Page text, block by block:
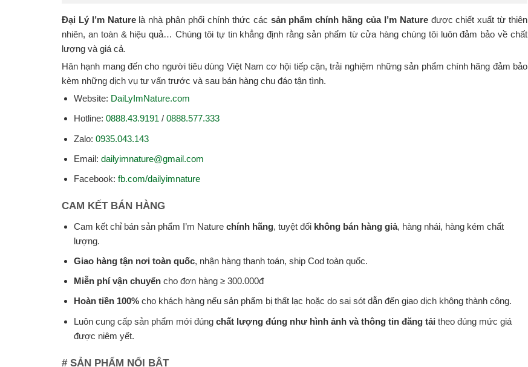
Đại Lý I’m Naturelà nhà phân phối chính thức các sản phẩm chính hãng của I’m Nature được chiết xuất từ thiên
nhiên, an toàn & hiệu quả… Chúng tôi tự tin khẳng định rằng sản phẩm từ cửa hàng chúng tôi luôn đảm bảo về chất
lượng và giá cả.
Hân hạnh mang đến cho người tiêu dùng Việt Nam cơ hội tiếp cận, trải nghiệm những sản phẩm chính hãng đảm bảo
kèm những dịch vụ tư vấn trước và sau bán hàng chu đáo tận tình.
Website: DaiLyImNature.com
Hotline: 0888.43.9191/ 0888.577.333
Zalo: 0935.043.143
Email: dailyimnature@gmail.com
Facebook: fb.com/dailyimnature
CAM KẾT BÁN HÀNG
Cam kết chỉ bán sản phẩm I’m Nature chính hãng, tuyệt đối không bán hàng giả, hàng nhái, hàng kém chất
lượng.
Giao hàng tận nơi toàn quốc, nhận hàng thanh toán, ship Cod toàn quốc.
Miễn phí vận chuyểncho đơn hàng ≥ 300.000đ
Hoàn tiền 100%cho khách hàng nếu sản phẩm bị thất lạc hoặc do sai sót dẫn đến giao dịch không thành công.
Luôn cung cấp sản phẩm mới đúngchất lượng đúng như hình ảnh và thông tin đăng tải theo đúng mức giá
được niêm yết.
# SẢN PHẨM NỔI BẬT